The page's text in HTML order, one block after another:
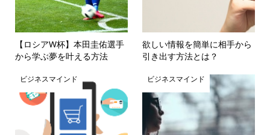
【ロシアW杯】本田圭佑選手
から学ぶ夢を叶える方法
欲しい情報を簡単に相手から
引き出す方法とは？
ビジネスマインド ビジネスマインド